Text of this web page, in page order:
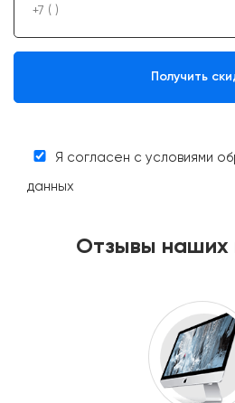
Я согласен с условиями
данных
Отзывы наших